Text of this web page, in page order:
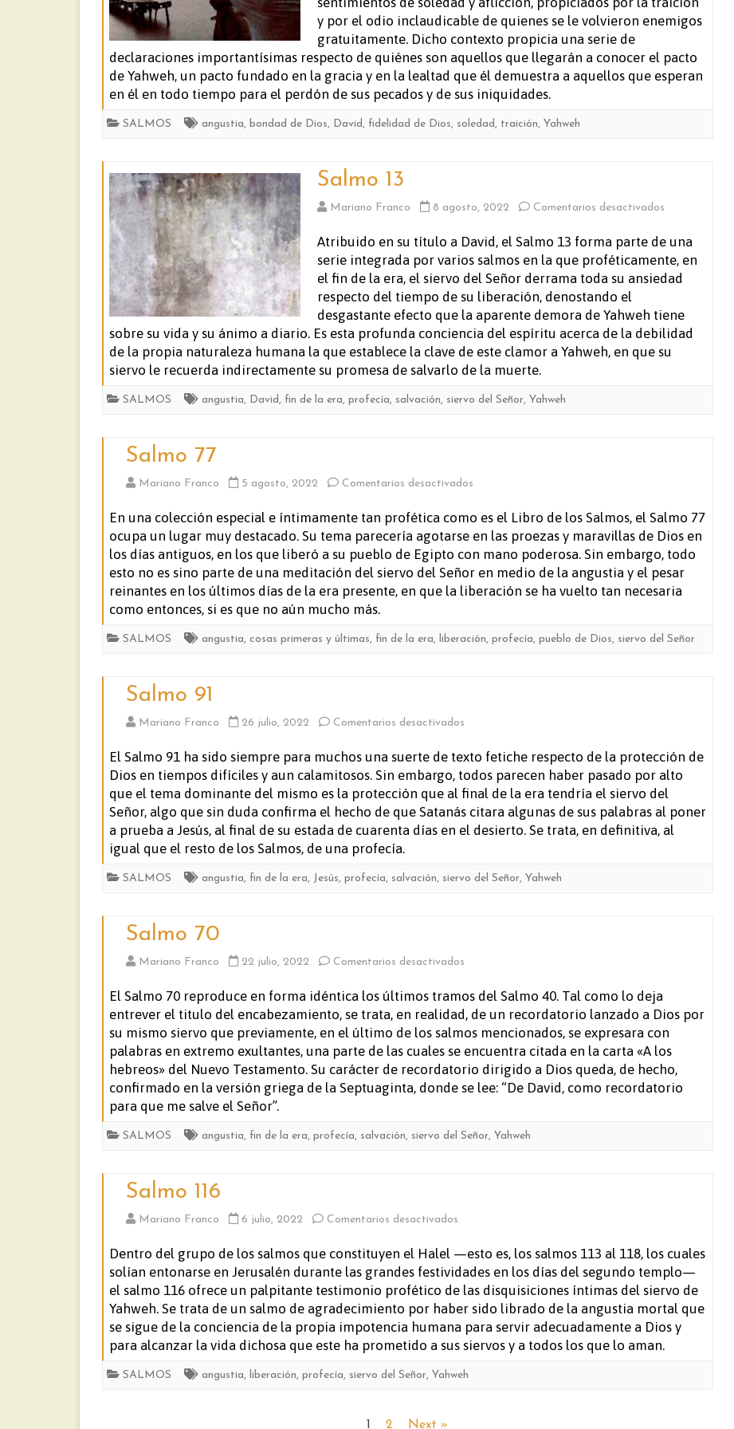
y por el odio inclaudicable de quienes se le volvieron enemigos
gratuitamente. Dicho contexto propicia una serie de
declaraciones importantísimas respecto de quiénes son aquellos que llegarán a conocer el pacto
de Yahweh, un pacto fundado en la gracia y en la lealtad que él demuestra a aquellos que esperan
en él en todo tiempo para el perdón de sus pecados y de sus iniquidades.
SALMOS angustia, bondad de Dios, David, fidelidad de Dios, soledad, traición, Yahweh
Salmo 13
Mariano Franco 8 agosto, 2022 Comentarios desactivados
13
Atribuido en su título a David, el Salmo 13 forma parte de una
serie integrada por varios salmos en la que proféticamente, en
el fin de la era, el siervo del Señor derrama toda su ansiedad
respecto del tiempo de su liberación, denostando el
desgastante efecto que la aparente demora de Yahweh tiene
sobre su vida y su ánimo a diario. Es esta profunda conciencia del espíritu acerca de la debilidad
de la propia naturaleza humana la que establece la clave de este clamor a Yahweh, en que su
siervo le recuerda indirectamente su promesa de salvarlo de la muerte.
SALMOS angustia, David, fin de la era, profecía, salvación, siervo del Señor, Yahweh
Salmo 77
Mariano Franco 5 agosto, 2022 Comentarios desactivados
77
En una colección especial e íntimamente tan profética como es el Libro de los Salmos, el Salmo 77
ocupa un lugar muy destacado. Su tema parecería agotarse en las proezas y maravillas de Dios en
los días antiguos, en los que liberó a su pueblo de Egipto con mano poderosa. Sin embargo, todo
esto no es sino parte de una meditación del siervo del Señor en medio de la angustia y el pesar
reinantes en los últimos días de la era presente, en que la liberación se ha vuelto tan necesaria
como entonces, si es que no aún mucho más.
SALMOS angustia, cosas primeras y últimas, fin de la era, liberación, profecía, pueblo de Dios, siervo del Señor
Salmo 91
Mariano Franco 26 julio, 2022 Comentarios desactivados
Salmo
91
El Salmo 91 ha sido siempre para muchos una suerte de texto fetiche respecto de la protección de
Dios en tiempos difíciles y aun calamitosos. Sin embargo, todos parecen haber pasado por alto
que el tema dominante del mismo es la protección que al final de la era tendría el siervo del
Señor, algo que sin duda confirma el hecho de que Satanás citara algunas de sus palabras al poner
a prueba a Jesús, al final de su estada de cuarenta días en el desierto. Se trata, en definitiva, al
igual que el resto de los Salmos, de una profecía.
SALMOS angustia, fin de la era, Jesús, profecía, salvación, siervo del Señor, Yahweh
Salmo 70
Mariano Franco 22 julio, 2022 Comentarios desactivados
Salmo
70
El Salmo 70 reproduce en forma idéntica los últimos tramos del Salmo 40. Tal como lo deja
entrever el titulo del encabezamiento, se trata, en realidad, de un recordatorio lanzado a Dios por
su mismo siervo que previamente, en el último de los salmos mencionados, se expresara con
palabras en extremo exultantes, una parte de las cuales se encuentra citada en la carta «A los
hebreos» del Nuevo Testamento. Su carácter de recordatorio dirigido a Dios queda, de hecho,
confirmado en la versión griega de la Septuaginta, donde se lee: “De David, como recordatorio
para que me salve el Señor”.
SALMOS angustia, fin de la era, profecía, salvación, siervo del Señor, Yahweh
Salmo 116
Mariano Franco 6 julio, 2022 Comentarios desactivados
Salmo
116
Dentro del grupo de los salmos que constituyen el Halel —esto es, los salmos 113 al 118, los cuales
solían entonarse en Jerusalén durante las grandes festividades en los días del segundo templo—
el salmo 116 ofrece un palpitante testimonio profético de las disquisiciones íntimas del siervo de
Yahweh. Se trata de un salmo de agradecimiento por haber sido librado de la angustia mortal que
se sigue de la conciencia de la propia impotencia humana para servir adecuadamente a Dios y
para alcanzar la vida dichosa que este ha prometido a sus siervos y a todos los que lo aman.
SALMOS angustia, liberación, profecía, siervo del Señor, Yahweh
1 2 Next »